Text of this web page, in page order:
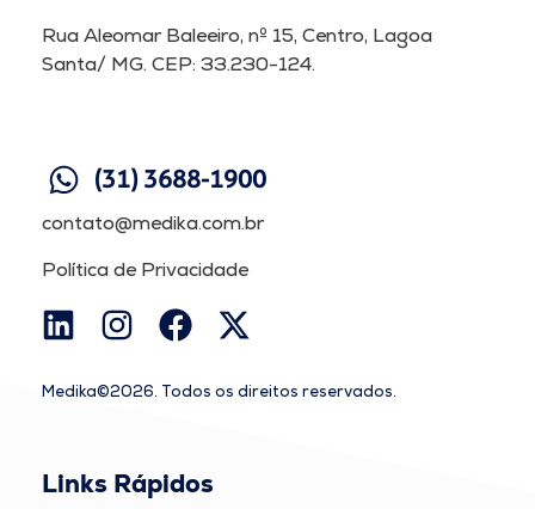
Rua Aleomar Baleeiro, nº 15, Centro, Lagoa
Santa/ MG. CEP: 33.230-124.
(31) 3688-1900
contato@medika.com.br
Política de Privacidade
Medika©2026. Todos os direitos reservados.
Links Rápidos